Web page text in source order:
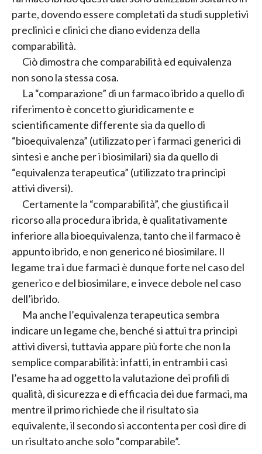
parte, dovendo essere completati da studi suppletivi
preclinici e clinici che diano evidenza della
comparabilità.
Ciò dimostra che comparabilità ed equivalenza
non sono la stessa cosa.
La “comparazione” di un farmaco ibrido a quello di
riferimento è concetto giuridicamente e
scientificamente differente sia da quello di
“bioequivalenza” (utilizzato per i farmaci generici di
sintesi e anche per i biosimilari) sia da quello di
“equivalenza terapeutica” (utilizzato tra principi
attivi diversi).
Certamente la “comparabilità”, che giustifica il
ricorso alla procedura ibrida, è qualitativamente
inferiore alla bioequivalenza, tanto che il farmaco è
appunto ibrido, e non generico né biosimilare. Il
legame tra i due farmaci è dunque forte nel caso del
generico e del biosimilare, e invece debole nel caso
dell’ibrido.
Ma anche l’equivalenza terapeutica sembra
indicare un legame che, benché si attui tra principi
attivi diversi, tuttavia appare più forte che non la
semplice comparabilità: infatti, in entrambi i casi
l’esame ha ad oggetto la valutazione dei profili di
qualità, di sicurezza e di efficacia dei due farmaci, ma
mentre il primo richiede che il risultato sia
equivalente, il secondo si accontenta per così dire di
un risultato anche solo “comparabile”.